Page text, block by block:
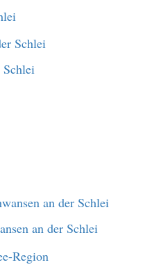
Schlei
an der Schlei